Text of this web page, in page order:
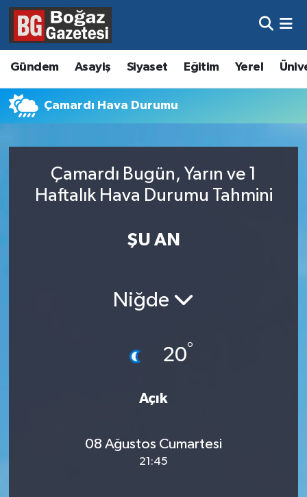
Gündem Asayiş Siyaset Eğitim Yerel
Çamardı Hava Durumu
Çamardı Bugün, Yarın ve 1
Haftalık Hava Durumu Tahmini
ŞU AN
Niğde
20°
Açık
08 Ağustos Cumartesi
21:45
Asayiş
Eğitim
Ekonomi
Kültür ve Sanat
Hava Durumu
Trafik Durumu
Süper Lig Puan Durumu ve Fikstür
Son Dakika Haberleri